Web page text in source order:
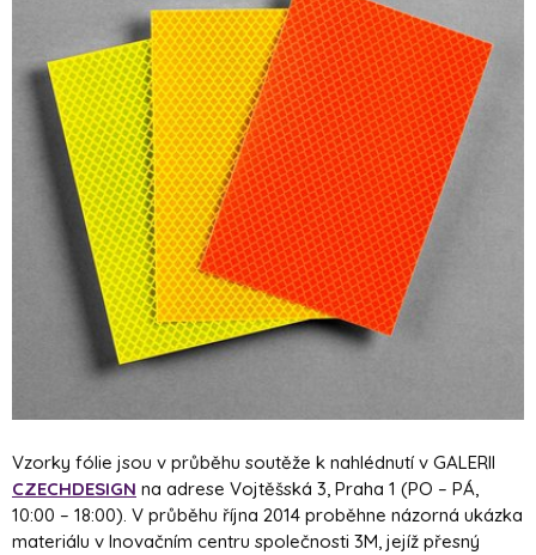
Vzorky fólie jsou v průběhu soutěže k nahlédnutí v GALERII
CZECHDESIGN na adrese Vojtěšská 3, Praha 1 (PO – PÁ,
10:00 – 18:00). V průběhu října 2014 proběhne názorná ukázka
materiálu v Inovačním centru společnosti 3M, jejíž přesný